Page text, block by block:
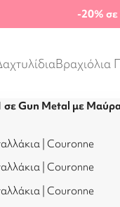
-20% σε
Βραχιόλια
σε Gun Metal με